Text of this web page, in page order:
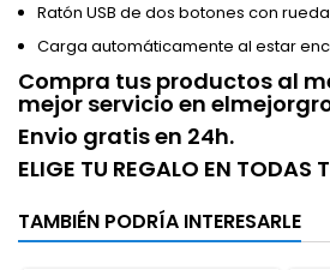
Ratón USB de dos botones con
Carga automáticamente al estar
Compra tus productos al
mejor servicio en
Envio gratis en 24h.
ELIGE TU REGALO EN TODAS
TAMBIÉN PODRÍA INTERESARLE